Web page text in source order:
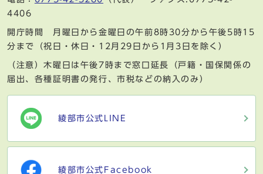
4406
開庁時間 月曜日から金曜日の午前8時30分から午後5時15
分まで（祝日・休日・12月29日から1月3日を除く）
（注意）木曜日は午後7時まで窓口延長（戸籍・国保関係の
届出、各種証明書の発行、市税などの納入のみ）
綾部市公式LINE
綾部市公式Facebook